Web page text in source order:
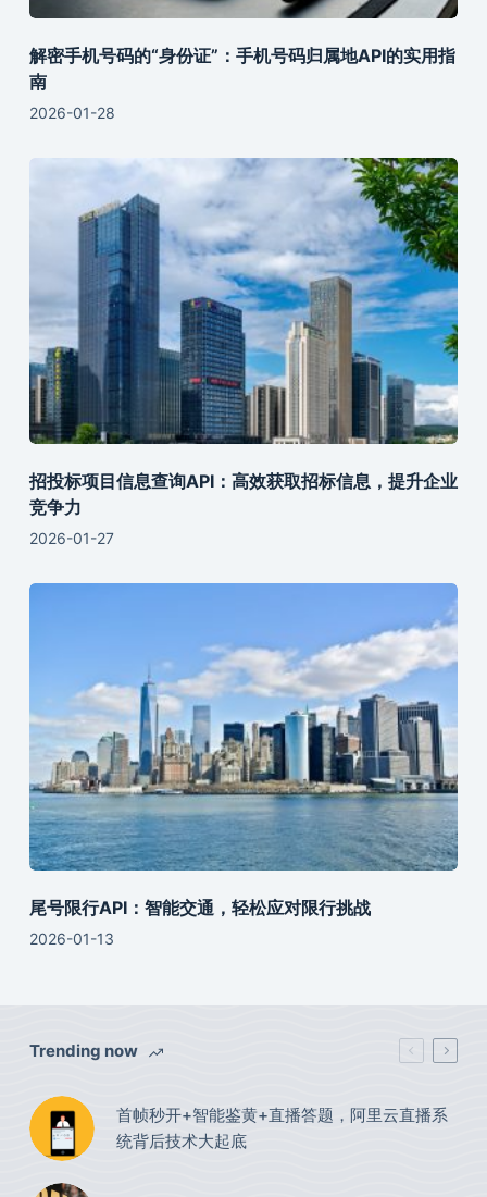
解密手机号码的“身份证”：手机号码归属地API的实用指
南
2026-01-28
招投标项目信息查询API：高效获取招标信息，提升企业
竞争力
2026-01-27
尾号限行API：智能交通，轻松应对限行挑战
2026-01-13
Trending now
首帧秒开+智能鉴黄+直播答题，阿里云直播系
统背后技术大起底